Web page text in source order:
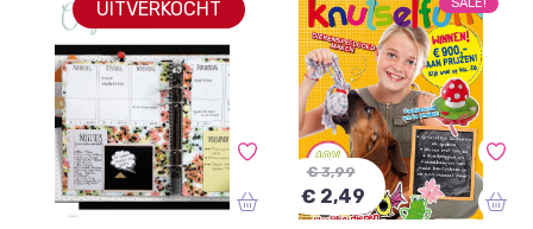
Scala Crossmedia(76)
Scala Crossmedia Boeken(1)
Scala Crossmedia patronen(5)
+ Geef 2 meer weer
DIY(160)
Haken(3)
Hobby's(41)
UITVERKOCHT
€ 3,99
€ 2,49